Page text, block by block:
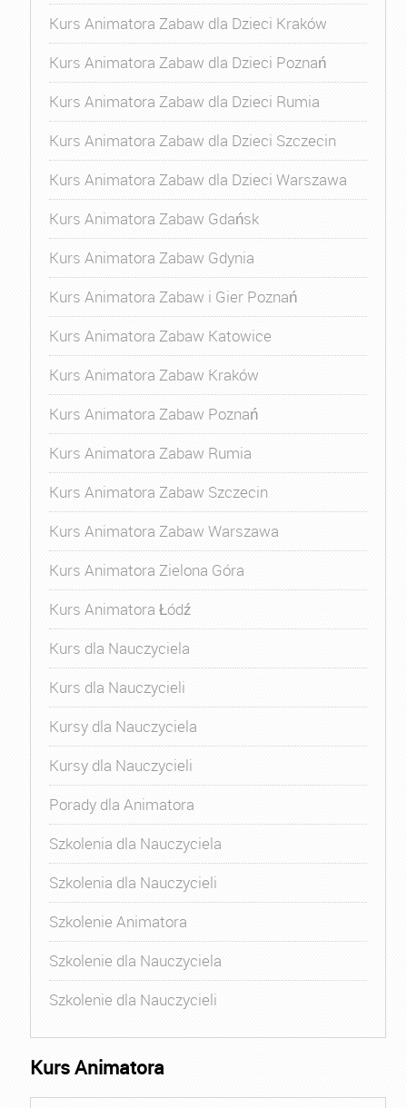
Kurs Animatora Zabaw dla Dzieci Kraków
Kurs Animatora Zabaw dla Dzieci Poznań
Kurs Animatora Zabaw dla Dzieci Rumia
Kurs Animatora Zabaw dla Dzieci Szczecin
Kurs Animatora Zabaw dla Dzieci Warszawa
Kurs Animatora Zabaw Gdańsk
Kurs Animatora Zabaw Gdynia
Kurs Animatora Zabaw i Gier Poznań
Kurs Animatora Zabaw Katowice
Kurs Animatora Zabaw Kraków
Kurs Animatora Zabaw Poznań
Kurs Animatora Zabaw Rumia
Kurs Animatora Zabaw Szczecin
Kurs Animatora Zabaw Warszawa
Kurs Animatora Zielona Góra
Kurs Animatora Łódź
Kurs dla Nauczyciela
Kurs dla Nauczycieli
Kursy dla Nauczyciela
Kursy dla Nauczycieli
Porady dla Animatora
Szkolenia dla Nauczyciela
Szkolenia dla Nauczycieli
Szkolenie Animatora
Szkolenie dla Nauczyciela
Szkolenie dla Nauczycieli
Kurs Animatora